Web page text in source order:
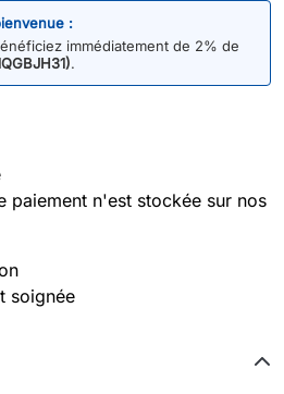
:
immédiatement de 2% de
.
paiement n'est stockée sur nos
soignée